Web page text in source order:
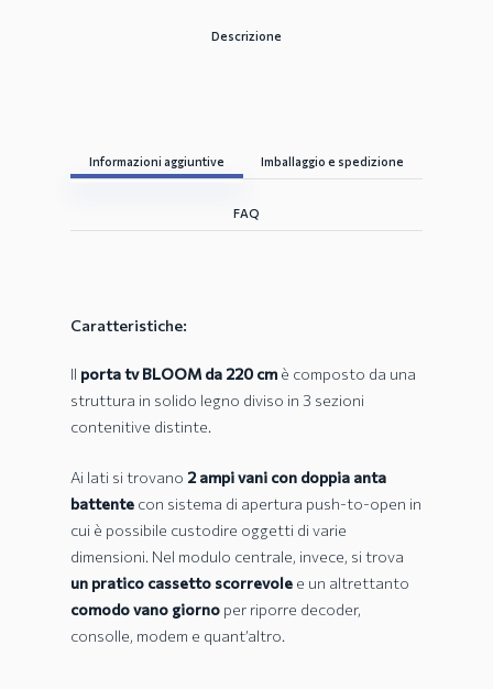
Descrizione
Informazioni aggiuntive Imballaggio e spedizione
FAQ
Caratteristiche:
Il porta tv BLOOM da 220 cm è composto da una
struttura in solido legno diviso in 3 sezioni
contenitive distinte.
Ai lati si trovano 2 ampi vani con doppia anta
battente con sistema di apertura push-to-open in
cui è possibile custodire oggetti di varie
dimensioni. Nel modulo centrale, invece, si trova
un pratico cassetto scorrevole e un altrettanto
comodo vano giorno per riporre decoder,
consolle, modem e quant’altro.